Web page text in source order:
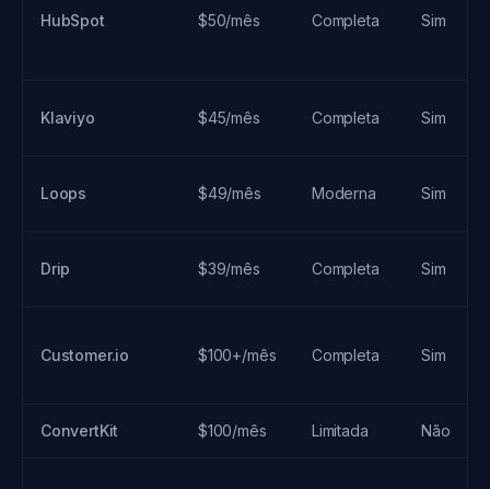
HubSpot $50/mês Completa Sim
Klaviyo $45/mês Completa Sim
Loops $49/mês Moderna Sim
Drip $39/mês Completa Sim
Customer.io $100+/mês Completa Sim
ConvertKit $100/mês Limitada Não